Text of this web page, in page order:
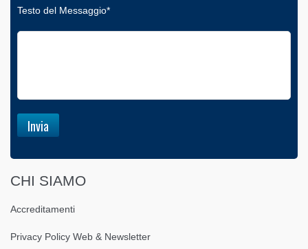
Testo del Messaggio*
CHI SIAMO
Accreditamenti
Privacy Policy Web & Newsletter